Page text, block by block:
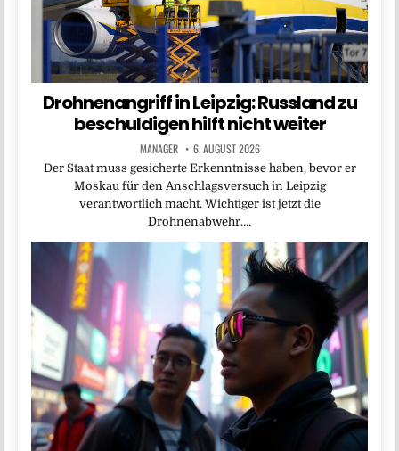
Drohnenangriff in Leipzig: Russland zu
beschuldigen hilft nicht weiter
MANAGER 6. AUGUST 2026
Der Staat muss gesicherte Erkenntnisse haben, bevor er
Moskau für den Anschlagsversuch in Leipzig
verantwortlich macht. Wichtiger ist jetzt die
Drohnenabwehr….